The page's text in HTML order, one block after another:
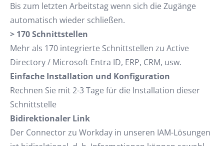
Bis zum letzten Arbeitstag wenn sich die Zugänge
automatisch wieder schließen.
> 170 Schnittstellen
Mehr als 170 integrierte Schnittstellen zu Active
Directory / Microsoft Entra ID, ERP, CRM, usw.
Einfache Installation und Konfiguration
Rechnen Sie mit 2-3 Tage für die Installation dieser
Schnittstelle
Bidirektionaler Link
Der Connector zu Workday in unseren IAM-Lösungen